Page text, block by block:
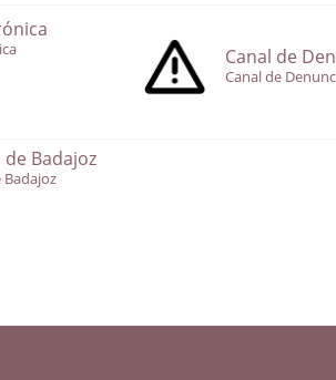
Canal de
Canal de
Badajoz